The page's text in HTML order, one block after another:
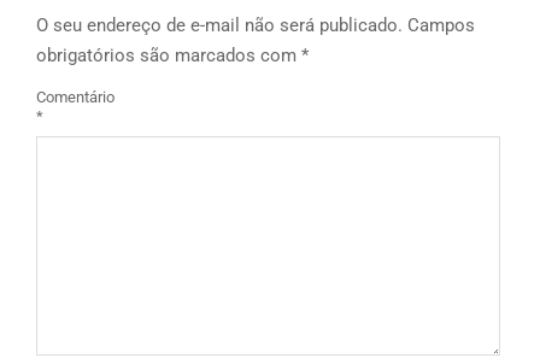
O seu endereço de e-mail não será publicado. Campos
obrigatórios são marcados com *
Comentário
*